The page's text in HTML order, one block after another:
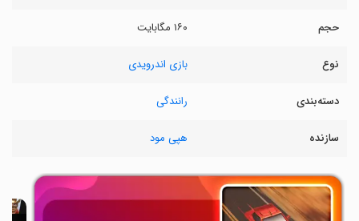
حجم ۱۶۰ مگابایت
نوع بازی اندرویدی
دسته‌بندی رانندگی
سازنده هپی مود